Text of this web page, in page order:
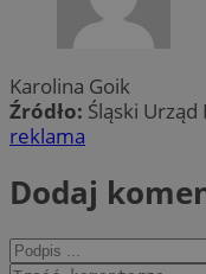
Karolina Goik
Źródło: Śląski Urząd
reklama
Dodaj